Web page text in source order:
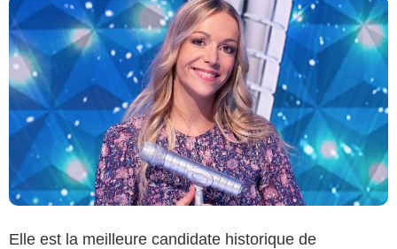
Elle est la meilleure candidate historique de